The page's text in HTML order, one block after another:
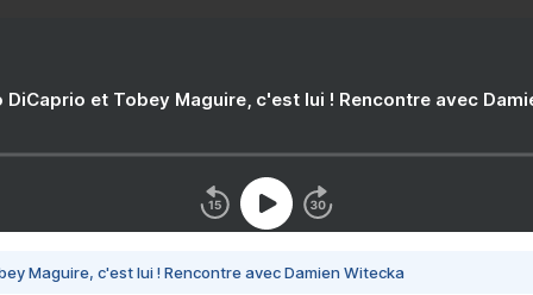
DiCaprio et Tobey Maguire, c'est lui ! Rencontre avec
Maguire, c'est lui ! Rencontre avec Damien Witecka